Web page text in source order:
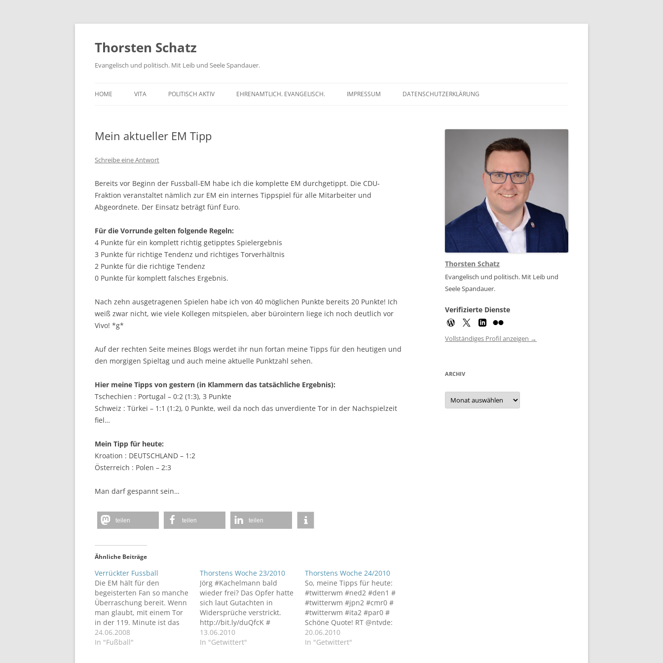
Zum
springen
Thorsten Schatz
Evangelisch und politisch. Mit Leib und Seele Spandauer.
HOME VITA POLITISCH AKTIV
SCHRIFTLICHE ANFRAGEN
EHRENAMTLICH. EVANGELISCH. IMPRESSUM DATENSCHUTZERKLÄRUNG
Mein aktueller EM Tipp
Schreibe eine Antwort
Bereits vor Beginn der Fussball-EM habe ich die komplette EM durchgetippt. Die CDU-
Fraktion veranstaltet nämlich zur EM ein internes Tippspiel für alle Mitarbeiter und
Abgeordnete. Der Einsatz beträgt fünf Euro.
Für die Vorrunde gelten folgende Regeln:
4 Punkte für ein komplett richtig getipptes Spielergebnis
3 Punkte für richtige Tendenz und richtiges Torverhältnis
2 Punkte für die richtige Tendenz
0 Punkte für komplett falsches Ergebnis.
Nach zehn ausgetragenen Spielen habe ich von 40 möglichen Punkte bereits 20 Punkte! Ich
weiß zwar nicht, wie viele Kollegen mitspielen, aber bürointern liege ich noch deutlich vor
Vivo! *g*
Auf der rechten Seite meines Blogs werdet ihr nun fortan meine Tipps für den heutigen und
den morgigen Spieltag und auch meine aktuelle Punktzahl sehen.
Hier meine Tipps von gestern (in Klammern das tatsächliche Ergebnis):
Tschechien : Portugal – 0:2 (1:3), 3 Punkte
Schweiz : Türkei – 1:1 (1:2), 0 Punkte, weil da noch das unverdiente Tor in der Nachspielzeit
fiel…
Mein Tipp für heute:
Kroation : DEUTSCHLAND – 1:2
Österreich : Polen – 2:3
Man darf gespannt sein…
teilen teilen teilen
Ähnliche Beiträge
Verrückter Fussball
Die EM hält für den
begeisterten Fan so manche
Überraschung bereit. Wenn
man glaubt, mit einem Tor
in der 119. Minute ist das
Spiel vorbei, der Gegner
geschockt und besiegt,
24.06.2008
In "Fußball"
Thorstens Woche 23/2010
Jörg #Kachelmann bald
wieder frei? Das Opfer hatte
sich laut Gutachten in
Widersprüche verstrickt.
http://bit.ly/duQfcK #
Landgericht #Mannheim
#Kachelmann bleibt bis
13.06.2010
In "Getwittert"
Thorstens Woche 24/2010
So, meine Tipps für heute:
#twitterwm #ned2 #den1 #
#twitterwm #jpn2 #cmr0 #
#twitterwm #ita2 #par0 #
Schöne Quote! RT @ntvde:
Deutschland kommt in
Stimmung: 28 Millionen
20.06.2010
In "Getwittert"
Thorsten Schatz
Evangelisch und politisch. Mit Leib und
Seele Spandauer.
Verifizierte Dienste
Vollständiges Profil anzeigen →
ARCHIV
Archiv